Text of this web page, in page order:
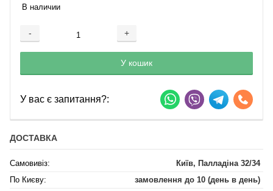
В наличии
- +
Добавляется...
У кошик
Добавлен
У вас є запитання?:
ДОСТАВКА
Самовивіз:
Київ, Палладіна 32/34
По Києву:
замовлення до 10 (день в день)